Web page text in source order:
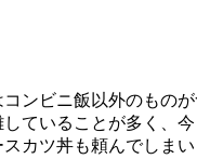
ンビニ飯以外のもの
ていることが多く、
カツ丼も頼んでしまい